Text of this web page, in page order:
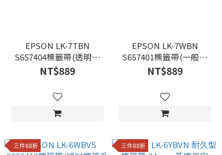
EPSON LK-7TBN
S657404標籤帶(透明系
列)透明底黑字36mm
NT$889
EPSON LK-7WBN
S657401標籤帶(一般系
列)白底黑字36mm
NT$889
三件88折 三件88折